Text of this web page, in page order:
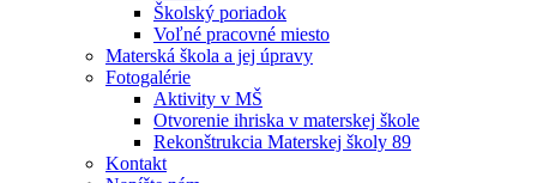
Školský poriadok
Voľné pracovné miesto
Materská škola a jej úpravy
Fotogalérie
Aktivity v MŠ
Otvorenie ihriska v materskej škole
Rekonštrukcia Materskej školy 89
Kontakt